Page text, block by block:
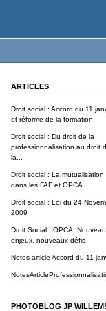
ARTICLES
Droit social : Accord du 11
et réforme de la formation
Droit social : Du droit de la
professionnalisation au droit
la...
Droit social : La mutualisation
dans les FAF et OPCA
Droit social : Loi du 24
2009
Droit Social : OPCA,
enjeux, nouveaux défis
Notes article Accord du 11
PHOTOBLOG JP